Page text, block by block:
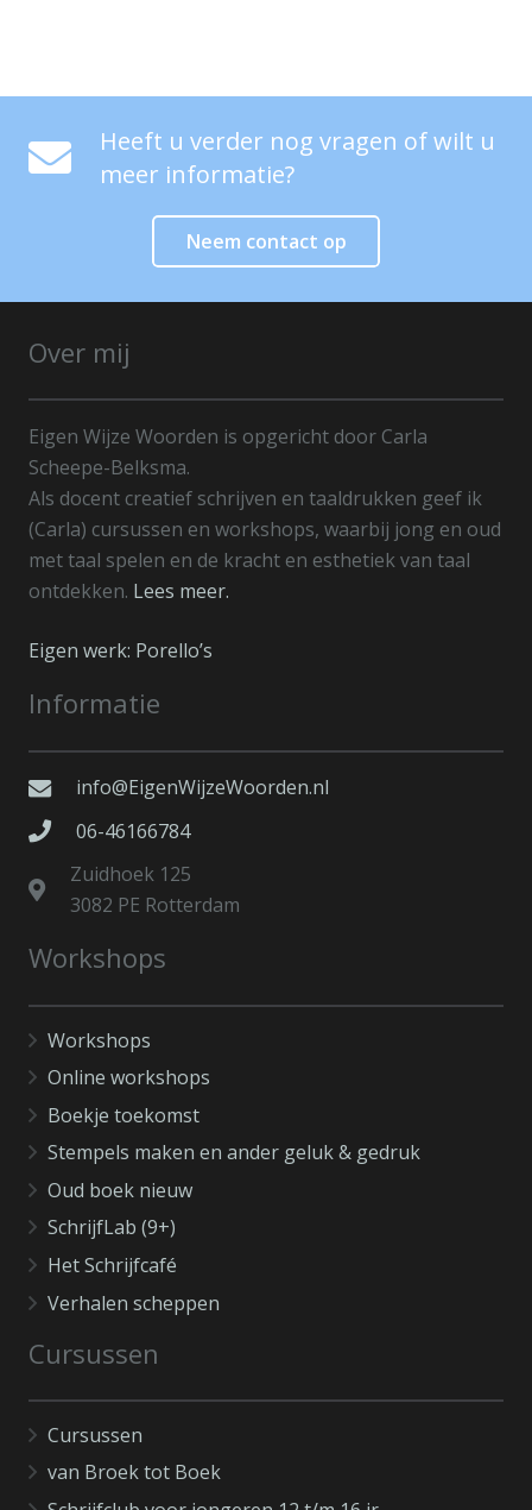
Heeft u verder nog vragen of wilt u
meer informatie?
Neem contact op
Over mij
Eigen Wijze Woorden is opgericht door Carla
Scheepe-Belksma.
Als docent creatief schrijven en taaldrukken geef ik
(Carla) cursussen en workshops, waarbij jong en oud
met taal spelen en de kracht en esthetiek van taal
ontdekken. Lees meer.
Eigen werk: Porello’s
Informatie
info@EigenWijzeWoorden.nl
06-46166784
Zuidhoek 125
3082 PE Rotterdam
Workshops
Workshops
Online workshops
Boekje toekomst
Stempels maken en ander geluk & gedruk
Oud boek nieuw
SchrijfLab (9+)
Het Schrijfcafé
Verhalen scheppen
Cursussen
Cursussen
van Broek tot Boek